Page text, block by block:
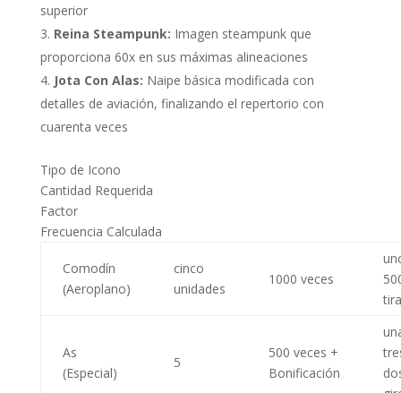
superior
Reina Steampunk: Imagen steampunk que
proporciona 60x en sus máximas alineaciones
Jota Con Alas: Naipe básica modificada con
detalles de aviación, finalizando el repertorio con
cuarenta veces
Tipo de Icono
Cantidad Requerida
Factor
Frecuencia Calculada
Comodín
(Aeroplano)
cinco
unidades
1000 veces
As
(Especial)
5
500 veces +
Bonificación